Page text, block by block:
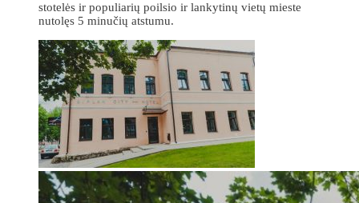
stotelės ir populiarių poilsio ir lankytinų vietų mieste
nutolęs 5 minučių atstumu.